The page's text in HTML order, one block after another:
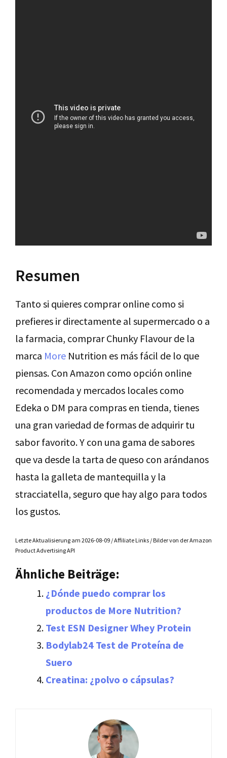
Resumen
Tanto si quieres comprar online como si
prefieres ir directamente al supermercado o a
la farmacia, comprar Chunky Flavour de la
marca More Nutrition es más fácil de lo que
piensas. Con Amazon como opción online
recomendada y mercados locales como
Edeka o DM para compras en tienda, tienes
una gran variedad de formas de adquirir tu
sabor favorito. Y con una gama de sabores
que va desde la tarta de queso con arándanos
hasta la galleta de mantequilla y la
stracciatella, seguro que hay algo para todos
los gustos.
Letzte Aktualisierung am 2026-08-09 / Affiliate Links / Bilder von der Amazon
Product Advertising API
Ähnliche Beiträge:
¿Dónde puedo comprar los
productos de More Nutrition?
Test ESN Designer Whey Protein
Bodylab24 Test de Proteína de
Suero
Creatina: ¿polvo o cápsulas?